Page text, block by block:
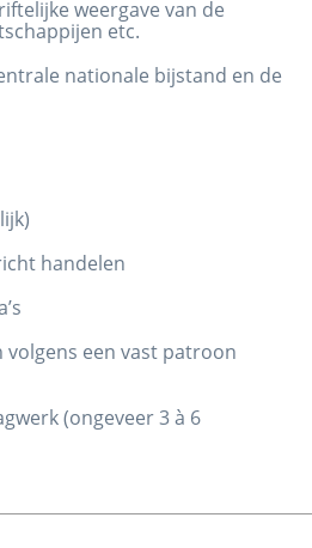
weergave van de
etc.
nationale bijstand en de
handelen
volgens een vast patroon
(ongeveer 3 à 6